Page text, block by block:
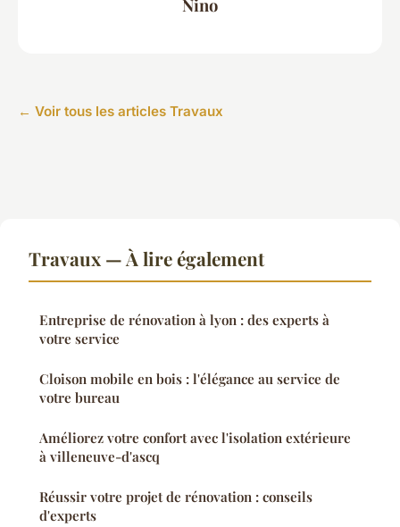
Nino
← Voir tous les articles Travaux
Travaux — À lire également
Entreprise de rénovation à lyon : des experts à
votre service
Cloison mobile en bois : l'élégance au service de
votre bureau
Améliorez votre confort avec l'isolation extérieure
à villeneuve-d'ascq
Réussir votre projet de rénovation : conseils
d'experts